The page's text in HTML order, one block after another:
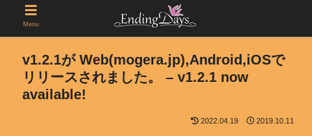
v1.2.1が Web(mogera.jp),Android,iOSで
リリースされました。 – v1.2.1 now
available!
2022.04.19 2019.10.11
Menu